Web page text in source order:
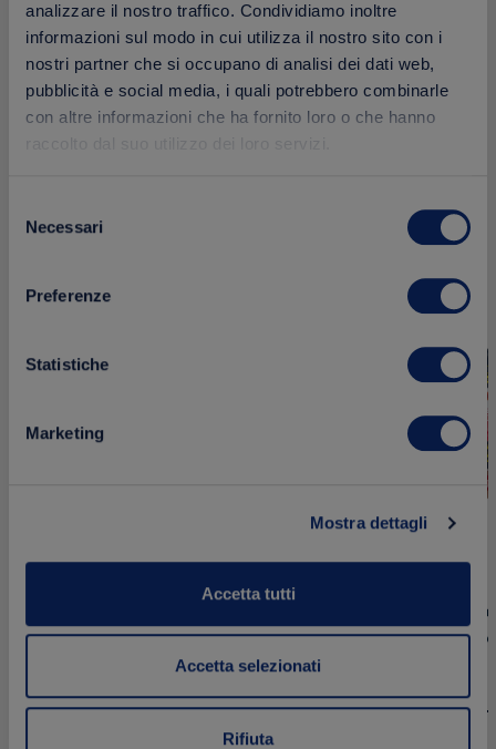
analizzare il nostro traffico. Condividiamo inoltre
informazioni sul modo in cui utilizza il nostro sito con i
nostri partner che si occupano di analisi dei dati web,
pubblicità e social media, i quali potrebbero combinarle
con altre informazioni che ha fornito loro o che hanno
delNecessari
Preferenze
Statistiche
Marketing
Mostra dettagli
Accetta tutti
Accetta selezionati
Rifiuta
Sugo Fresco ai 4 Formaggi – 85g
Pesto
Secchi e